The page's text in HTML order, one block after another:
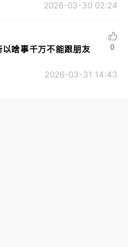
2026-03-30 02:24
啥事千万不能跟朋友
2026-03-31 14:43
0